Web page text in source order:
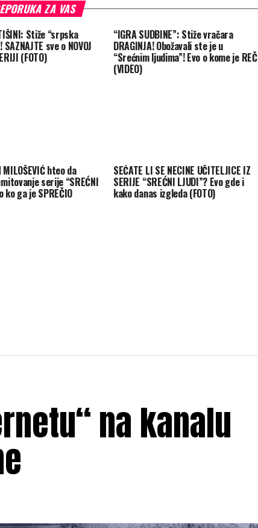
ZA VAS
Stiže “srpska
sve o NOVOJ
(FOTO)
“IGRA SUDBINE”: Stiže vračara
DRAGINJA! Obožavali ste je u
“Srećnim ljudima”! Evo o kome je REČ
(VIDEO)
MILOŠEVIĆ hteo da
serije “SREĆNI
ko ga je SPREČIO
SEĆATE LI SE NECINE UČITELJICE IZ
SERIJE “SREĆNI LJUDI”? Evo gde i
kako danas izgleda (FOTO)
na kanalu